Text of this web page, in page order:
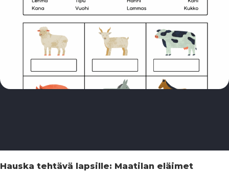
Hauska tehtävä lapsille: Maatilan eläimet